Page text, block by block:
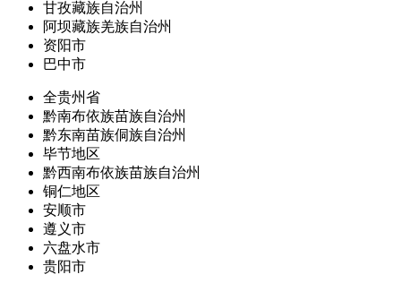
甘孜藏族自治州
阿坝藏族羌族自治州
资阳市
巴中市
全贵州省
黔南布依族苗族自治州
黔东南苗族侗族自治州
毕节地区
黔西南布依族苗族自治州
铜仁地区
安顺市
遵义市
六盘水市
贵阳市